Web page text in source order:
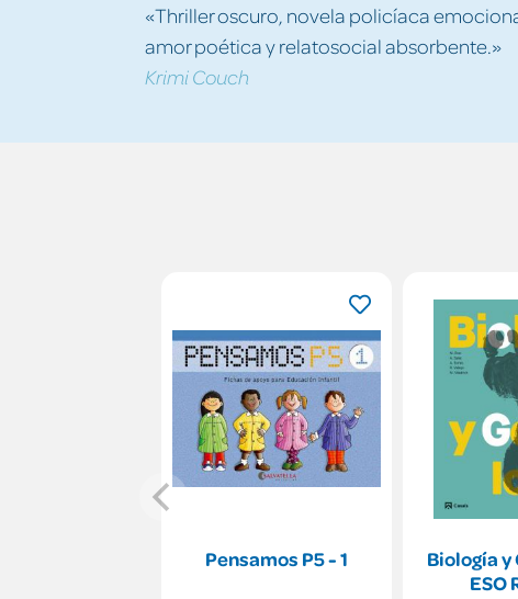
«Thriller oscuro, novela policíaca
amor poética y relatosocial absorbente.»
Krimi Couch
Pensamos P5 - 1
Biología y
ESO